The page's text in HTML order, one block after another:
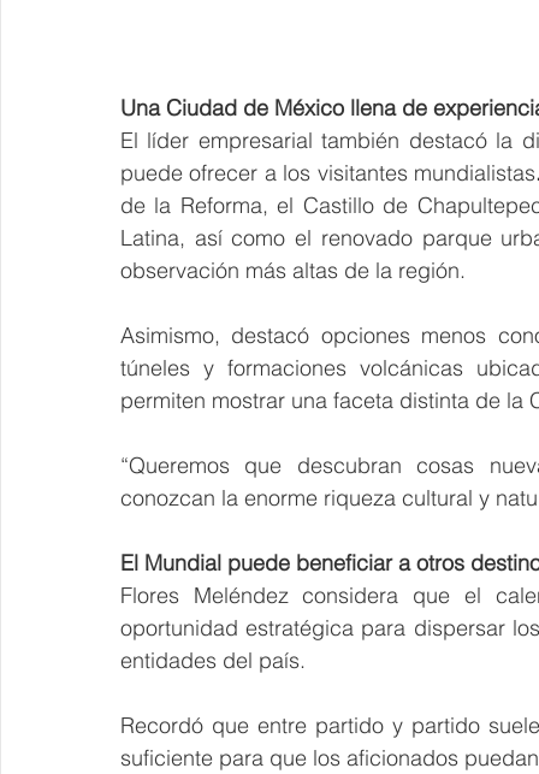
Una Ciudad de México llena de
El líder empresarial también destacó la
puede ofrecer a los visitantes mundialistas
de la Reforma, el Castillo de
Latina, así como el renovado parque
observación más altas de la región.
Asimismo, destacó opciones menos
túneles y formaciones volcánicas
permiten mostrar una faceta distinta de la
“Queremos que descubran cosas
conozcan la enorme riqueza cultural y
El Mundial puede beneficiar a otros
Flores Meléndez considera que el
oportunidad estratégica para dispersar
entidades del país.
Recordó que entre partido y partido
suficiente para que los aficionados